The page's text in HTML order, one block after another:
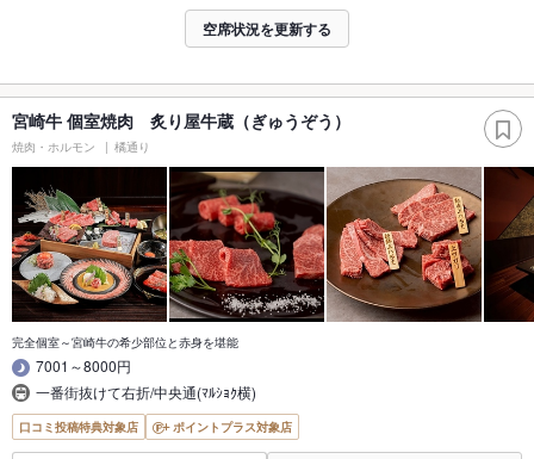
空席状況を更新する
宮崎牛 個室焼肉 炙り屋牛蔵（ぎゅうぞう）
焼肉・ホルモン 橘通り
完全個室～宮崎牛の希少部位と赤身を堪能
7001～8000円
一番街抜けて右折/中央通(ﾏﾙｼｮｸ横)
口コミ投稿特典対象店 ポイントプラス対象店